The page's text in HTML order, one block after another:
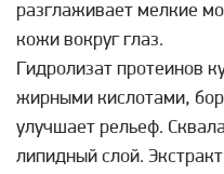
разглаживает мелкие
кожи вокруг глаз.
Гидролизат протеинов
жирными кислотами,
улучшает рельеф.
липидный слой.